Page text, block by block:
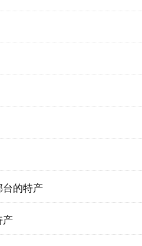
台的特产
产